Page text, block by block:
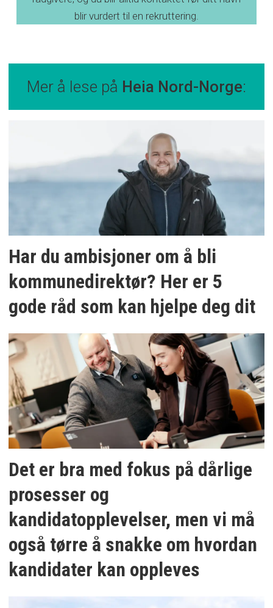
blir vurdert til en rekruttering.
Mer å lese på Heia Nord-Norge:
Har du ambisjoner om å bli
kommunedirektør? Her er 5
gode råd som kan hjelpe deg dit
Det er bra med fokus på dårlige
prosesser og
kandidatopplevelser, men vi må
også tørre å snakke om hvordan
kandidater kan oppleves